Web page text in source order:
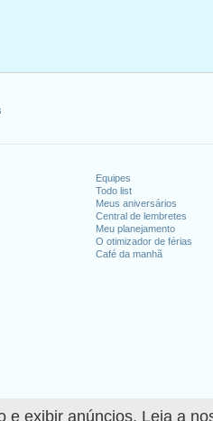
e exibir anúncios. Leia a
Equipes
Todo list
Meus aniversários
Central de lembretes
Meu planejamento
O otimizador de férias
Café da manhã